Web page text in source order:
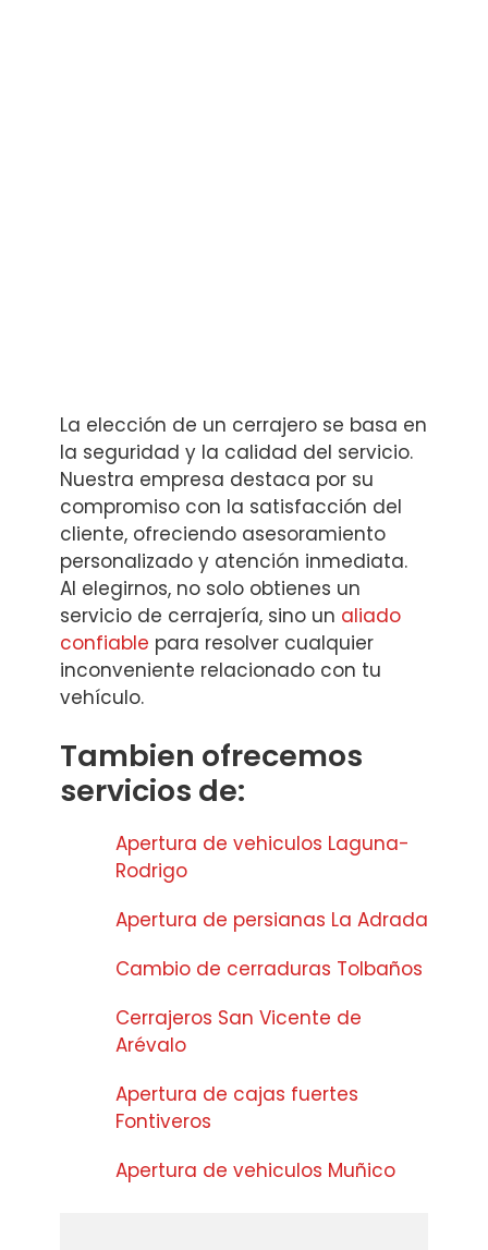
La elección de un cerrajero se basa en
la seguridad y la calidad del servicio.
Nuestra empresa destaca por su
compromiso con la satisfacción del
cliente, ofreciendo asesoramiento
personalizado y atención inmediata.
Al elegirnos, no solo obtienes un
servicio de cerrajería, sino un aliado
confiable para resolver cualquier
inconveniente relacionado con tu
vehículo.
Tambien ofrecemos
servicios de:
Apertura de vehiculos Laguna-
Rodrigo
Apertura de persianas La Adrada
Cambio de cerraduras Tolbaños
Cerrajeros San Vicente de
Arévalo
Apertura de cajas fuertes
Fontiveros
Apertura de vehiculos Muñico